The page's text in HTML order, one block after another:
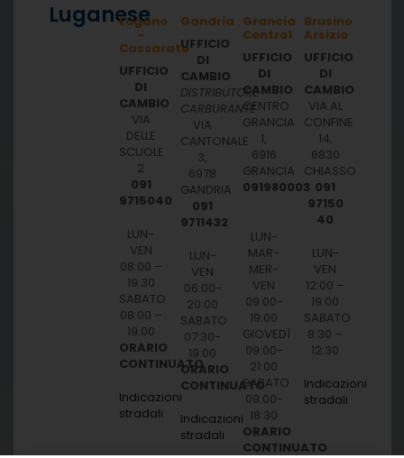
Luganese
Lugano
–
Cassarate
UFFICIO
DI
CAMBIO
VIA
DELLE
SCUOLE
2
091
9715040
LUN-
VEN
08:00 –
19:30
SABATO
08:00 –
19:00
ORARIO
CONTINUATO
Indicazioni
stradali
Gandria
UFFICIO
DI
CAMBIO
DISTRIBUTORE
CARBURANTE
VIA
CANTONALE
3,
6978
GANDRIA
091
9711432
LUN-
VEN
06:00-
20:00
SABATO
07:30-
19:00
ORARIO
CONTINUATO
Indicazioni
stradali
Grancia
Centro1
UFFICIO
DI
CAMBIO
CENTRO
GRANCIA
1,
6916
GRANCIA
091980003
LUN-
MAR-
MER-
VEN
09.00-
19:00
GIOVEDÌ
09:00-
21:00
SABATO
09:00-
18:30
ORARIO
CONTINUATO
Brusino
Arsizio
UFFICIO
DI
CAMBIO
VIA AL
CONFINE
14,
6830
CHIASSO
091
97150
40
LUN-
VEN
12:00 –
19:00
SABATO
8:30 –
12:30
Indicazioni
stradali